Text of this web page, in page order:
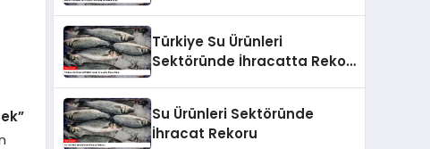
Türkiye Su Ürünleri
Sektöründe İhracatta Rekor
Su Ürünleri Sektöründe
İhracat Rekoru